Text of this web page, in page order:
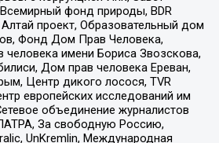
Всемирный фонд природы, BDR
проект, Образовательный дом
Фонд Дом Прав Человека,
человека имени Бориса Звозскова,
Дом прав человека Ереван,
Центр дикого лосося, TVR
европейских исследований им
объединение журналистов
За свободную Россию,
UnKremlin, Международная